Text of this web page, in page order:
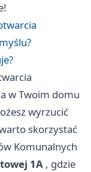
w Twoim domu
wyrzucić
skorzystać
Komunalnych
1A , gdzie